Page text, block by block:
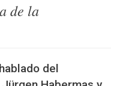
de la
del